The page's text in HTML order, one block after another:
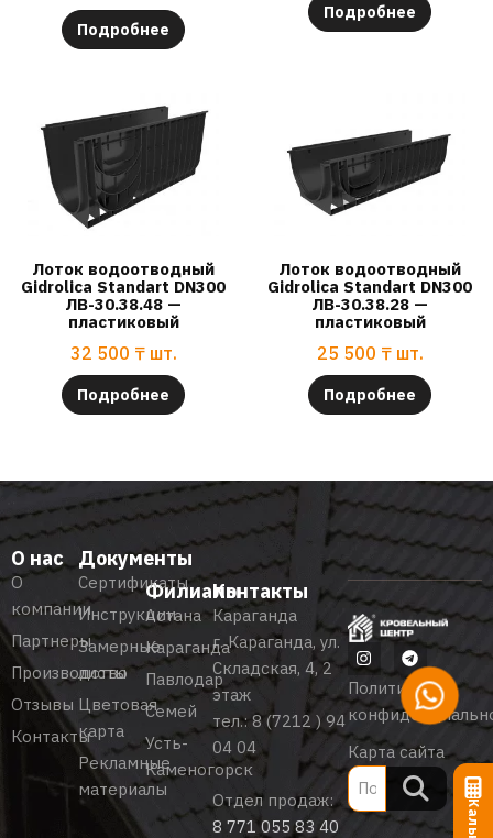
Подробнее
Подробнее
Лоток водоотводный
Gidrolica Standart DN300
ЛВ-30.38.48 —
пластиковый
32 500 ₸ шт.
Подробнее
Лоток водоотводный
Gidrolica Standart DN300
ЛВ-30.38.28 —
пластиковый
25 500 ₸ шт.
Подробнее
О нас
О
компании
Партнеры
Производство
Отзывы
Контакты
Документы
Сертификаты
Инструкции
Замерные
листы
Цветовая
карта
Рекламные
материалы
Филиалы
Астана
Караганда
Павлодар
Семей
Усть-
Каменогорск
Контакты
Караганда
г. Караганда, ул.
Складская, 4, 2
этаж
тел.:8 (7212 ) 94
04 04
Отдел продаж:
8 771 055 83 40
Политика
Карта сайта